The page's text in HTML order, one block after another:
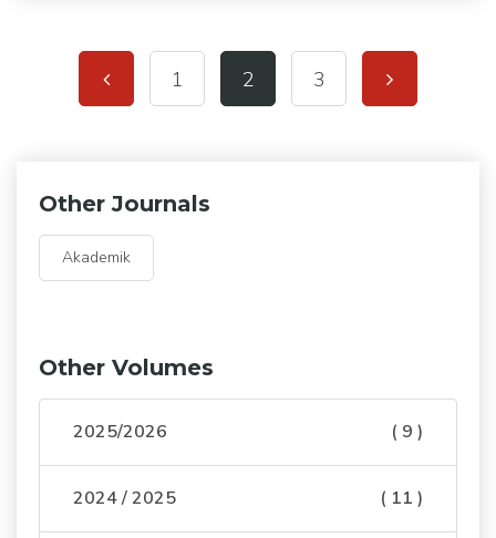
1 2 3
Other Journals
Akademik
Other Volumes
2025/2026 ( 9 )
2024 / 2025 ( 11 )